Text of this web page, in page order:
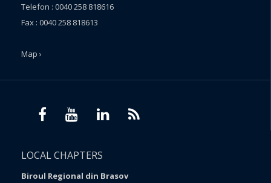
Telefon : 0040 258 818616
Fax : 0040 258 818613
Map ›
LOCAL CHAPTERS
Biroul Regional din Brasov